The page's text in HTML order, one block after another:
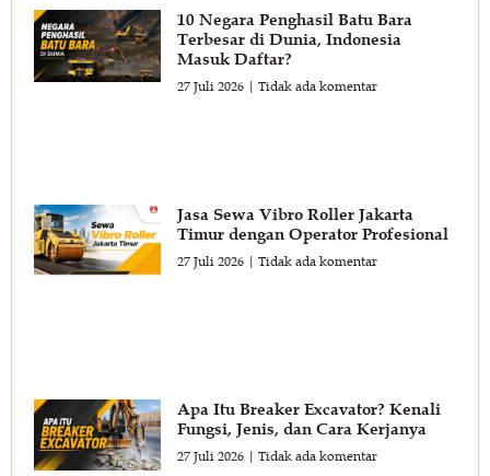
10 Negara Penghasil Batu Bara
Terbesar di Dunia, Indonesia
Masuk Daftar?
27 Juli 2026 Tidak ada komentar
Jasa Sewa Vibro Roller Jakarta
Timur dengan Operator Profesional
27 Juli 2026 Tidak ada komentar
Apa Itu Breaker Excavator? Kenali
Fungsi, Jenis, dan Cara Kerjanya
27 Juli 2026 Tidak ada komentar